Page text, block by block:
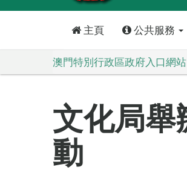
口
主頁 公共服務
澳門特別行政區政府入口網站
文化局
動